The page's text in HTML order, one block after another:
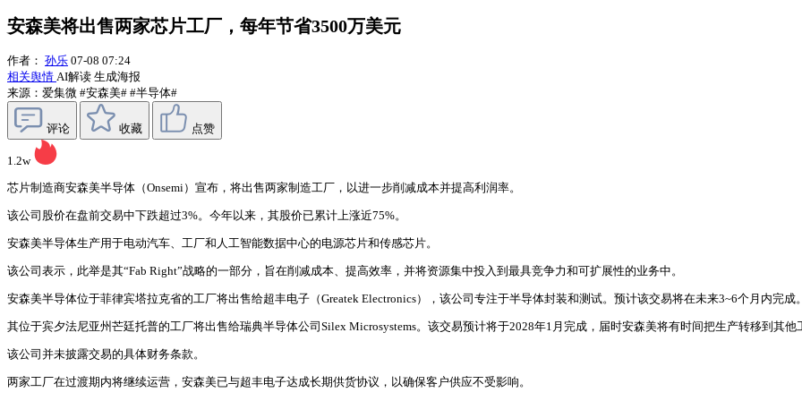
安森美将出售两家芯片工厂，每年节省3500万美元
作者： 孙乐 07-08 07:24
相关舆情 AI解读 生成海报
来源：爱集微 #安森美# #半导体#
评论 收藏 点赞
1.2w
芯片制造商安森美半导体（Onsemi）宣布，将出售两家制造工厂，以进一步削减成本并提高利润率。
该公司股价在盘前交易中下跌超过3%。今年以来，其股价已累计上涨近75%。
安森美半导体生产用于电动汽车、工厂和人工智能数据中心的电源芯片和传感芯片。
该公司表示，此举是其“Fab Right”战略的一部分，旨在削减成本、提高效率，并将资源集中投入到最具竞争力和可扩展性的业务中。
安森美半导体位于菲律宾塔拉克省的工厂将出售给超丰电子（Greatek Electronics），该公司专注于半导体封装和测试。预计该交易将在未来3~6个月内完成。
其位于宾夕法尼亚州芒廷托普的工厂将出售给瑞典半导体公司Silex Microsystems。该交易预计将于2028年1月完成，届时安森美将有时间把生产转移到其他
该公司并未披露交易的具体财务条款。
两家工厂在过渡期内将继续运营，安森美已与超丰电子达成长期供货协议，以确保客户供应不受影响。